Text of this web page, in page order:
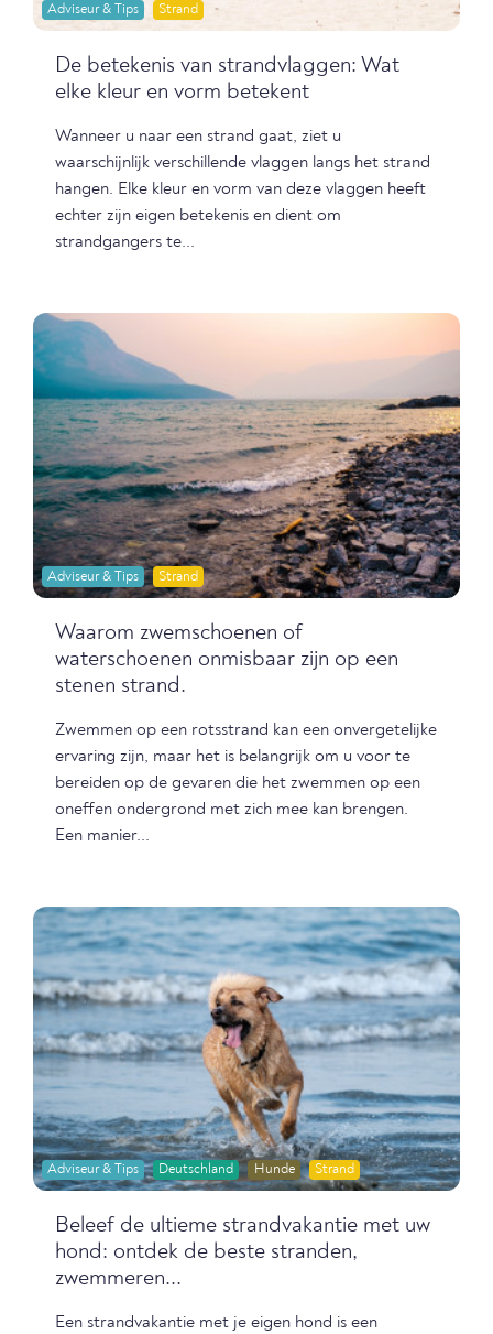
Adviseur & Tips Strand
De betekenis van strandvlaggen: Wat
elke kleur en vorm betekent
Wanneer u naar een strand gaat, ziet u
waarschijnlijk verschillende vlaggen langs het strand
hangen. Elke kleur en vorm van deze vlaggen heeft
echter zijn eigen betekenis en dient om
strandgangers te...
Adviseur & Tips Strand
Waarom zwemschoenen of
waterschoenen onmisbaar zijn op een
stenen strand.
Zwemmen op een rotsstrand kan een onvergetelijke
ervaring zijn, maar het is belangrijk om u voor te
bereiden op de gevaren die het zwemmen op een
oneffen ondergrond met zich mee kan brengen.
Een manier...
Adviseur & Tips Deutschland Hunde Strand
Beleef de ultieme strandvakantie met uw
hond: ontdek de beste stranden,
zwemmeren...
Een strandvakantie met je eigen hond is een